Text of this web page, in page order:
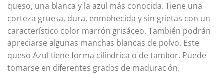
queso, una blanca y la azul más conocida. Tiene una
corteza gruesa, dura, enmohecida y sin grietas con un
característico color marrón grisáceo. También podrán
apreciarse algunas manchas blancas de polvo. Este
queso Azul tiene forma cilíndrica o de tambor. Puede
tomarse en diferentes grados de maduración.